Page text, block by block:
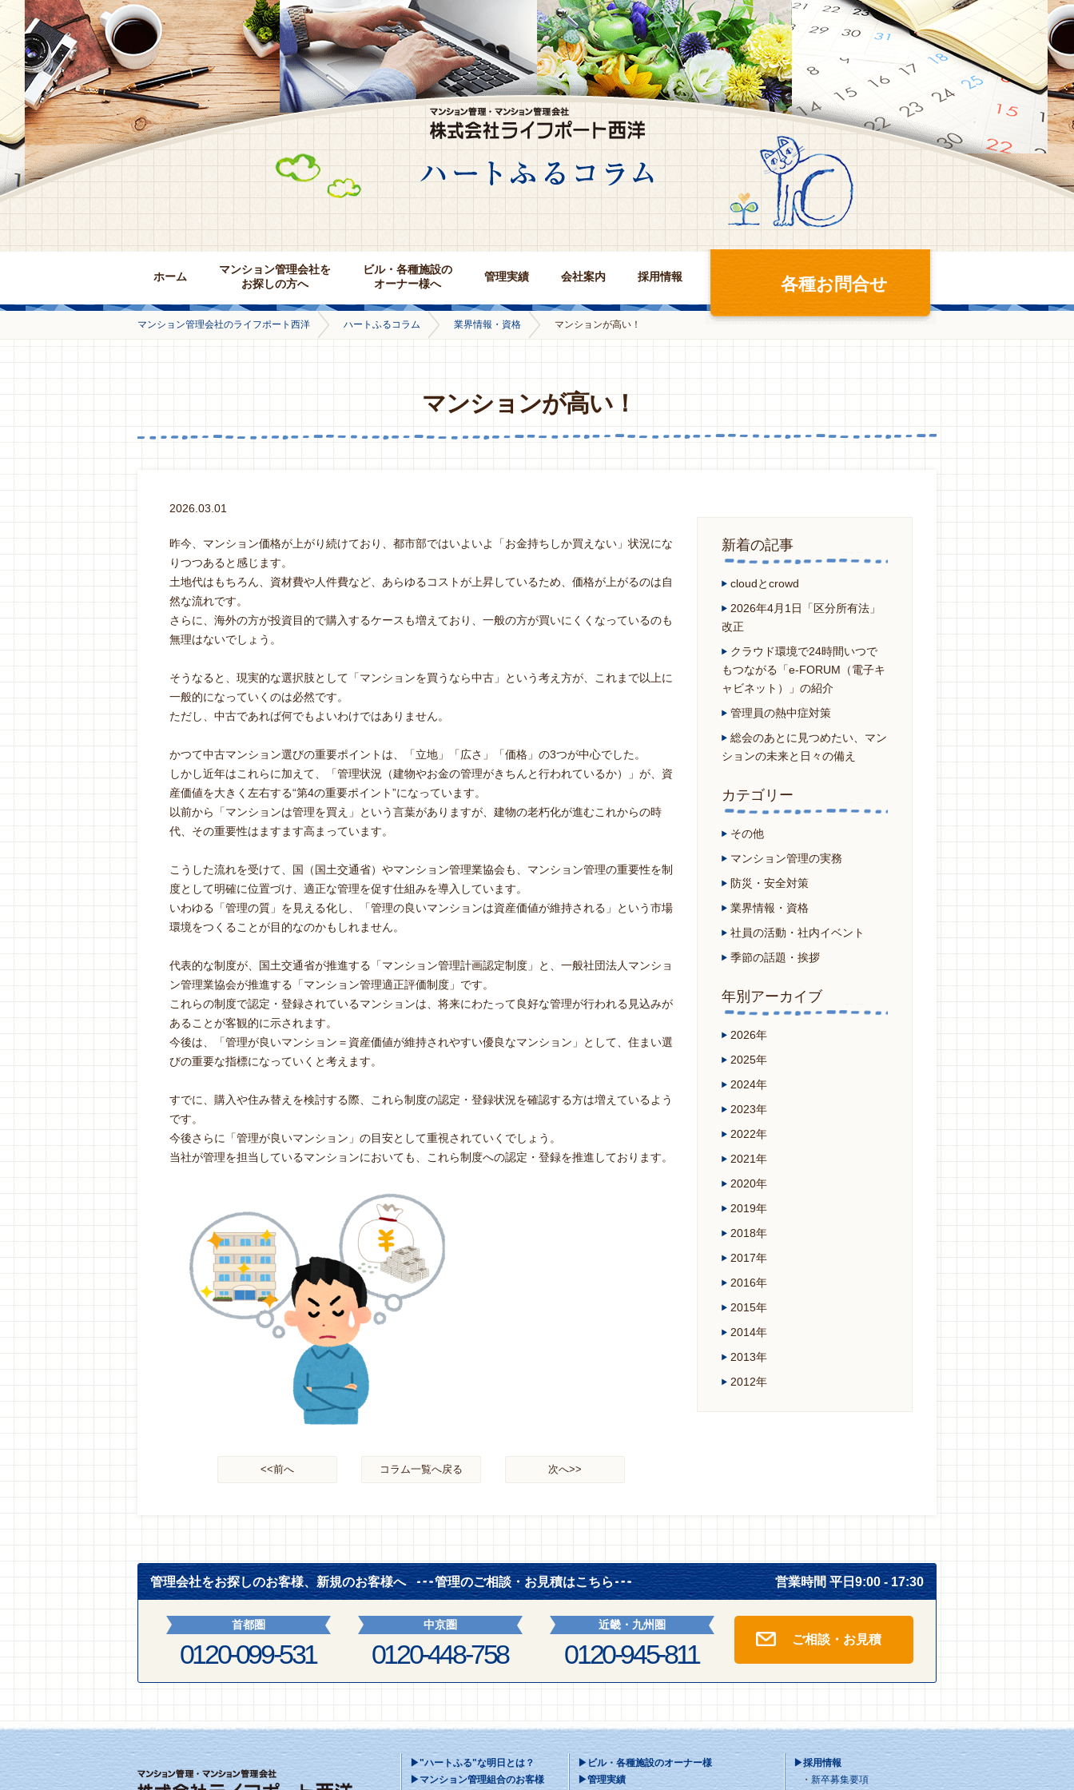
ホーム
マンション管理会社を
お探しの方へ
ビル・各種施設の
オーナー様へ
管理実績 会社案内 採用情報 各種お問合せ
マンション管理会社のライフポート西洋 ハートふるコラム 業界情報・資格 マンションが高い！
マンションが高い！
2026.03.01
昨今、マンション価格が上がり続けており、都市部ではいよいよ「お金持ちしか買えない」状況にな
りつつあると感じます。
土地代はもちろん、資材費や人件費など、あらゆるコストが上昇しているため、価格が上がるのは自
然な流れです。
さらに、海外の方が投資目的で購入するケースも増えており、一般の方が買いにくくなっているのも
無理はないでしょう。
そうなると、現実的な選択肢として「マンションを買うなら中古」という考え方が、これまで以上に
一般的になっていくのは必然です。
ただし、中古であれば何でもよいわけではありません。
かつて中古マンション選びの重要ポイントは、「立地」「広さ」「価格」の3つが中心でした。
しかし近年はこれらに加えて、「管理状況（建物やお金の管理がきちんと行われているか）」が、資
産価値を大きく左右する“第4の重要ポイント”になっています。
以前から「マンションは管理を買え」という言葉がありますが、建物の老朽化が進むこれからの時
代、その重要性はますます高まっています。
こうした流れを受けて、国（国土交通省）やマンション管理業協会も、マンション管理の重要性を制
度として明確に位置づけ、適正な管理を促す仕組みを導入しています。
いわゆる「管理の質」を見える化し、「管理の良いマンションは資産価値が維持される」という市場
環境をつくることが目的なのかもしれません。
代表的な制度が、国土交通省が推進する「マンション管理計画認定制度」と、一般社団法人マンショ
ン管理業協会が推進する「マンション管理適正評価制度」です。
これらの制度で認定・登録されているマンションは、将来にわたって良好な管理が行われる見込みが
あることが客観的に示されます。
今後は、「管理が良いマンション＝資産価値が維持されやすい優良なマンション」として、住まい選
びの重要な指標になっていくと考えます。
すでに、購入や住み替えを検討する際、これら制度の認定・登録状況を確認する方は増えているよう
です。
今後さらに「管理が良いマンション」の目安として重視されていくでしょう。
当社が管理を担当しているマンションにおいても、これら制度への認定・登録を推進しております。
<<前へ コラム一覧へ戻る 次へ>>
新着の記事
cloudとcrowd
2026年4月1日「区分所有法」
改正
クラウド環境で24時間いつで
もつながる「e-FORUM（電子キ
ャビネット）」の紹介
管理員の熱中症対策
総会のあとに見つめたい、マン
ションの未来と日々の備え
カテゴリー
その他
マンション管理の実務
防災・安全対策
業界情報・資格
社員の活動・社内イベント
季節の話題・挨拶
年別アーカイブ
2026年
2025年
2024年
2023年
2022年
2021年
2020年
2019年
2018年
2017年
2016年
2015年
2014年
2013年
2012年
管理会社をお探しのお客様、新規のお客様へ 管理のご相談・お見積はこちら 営業時間 平日9:00 - 17:30
首都圏
0120-099-531
中京圏
0120-448-758
近畿・九州圏
0120-945-811 ご相談・お見積
▶"ハートふる"な明日とは？
▶マンション管理組合のお客様
▶ビル・各種施設のオーナー様
▶管理実績
▶採用情報
新卒募集要項